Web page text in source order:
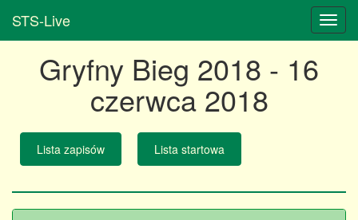
STS-Live
Gryfny Bieg 2018 - 16
czerwca 2018
Lista zapisów Lista startowa